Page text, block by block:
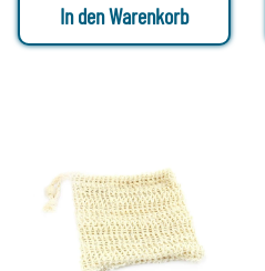
In den Warenkorb